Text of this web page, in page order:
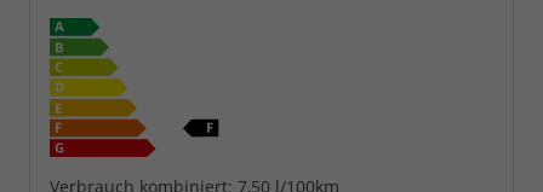
Verbrauch kombiniert: 7,50 l/100km